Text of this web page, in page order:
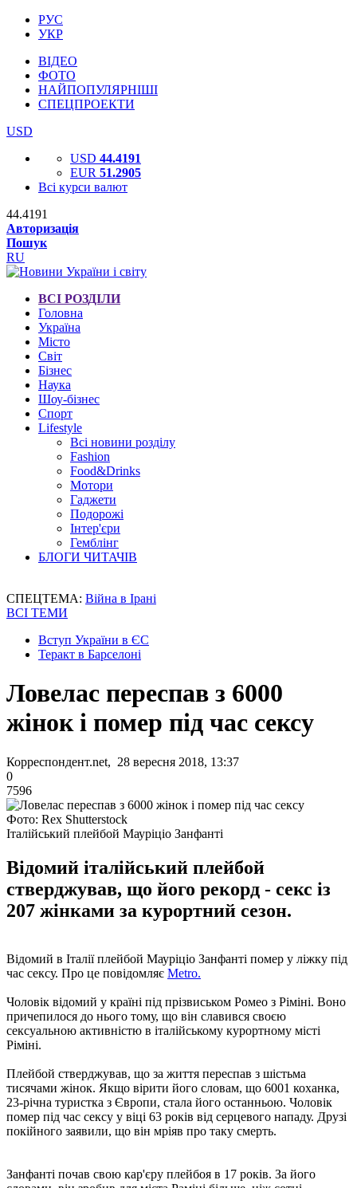
РУС
УКР
ВІДЕО
ФОТО
НАЙПОПУЛЯРНІШІ
СПЕЦПРОЕКТИ
USD
USD 44.4191
EUR 51.2905
Всі курси валют
44.4191
Авторизація
Пошук
RU
ВСІ РОЗДІЛИ
Головна
Україна
Місто
Світ
Бізнес
Наука
Шоу-бізнес
Спорт
Lifestyle
Всі новини розділу
Fashion
Food&Drinks
Мотори
Гаджети
Подорожі
Інтер'єри
Гемблінг
БЛОГИ ЧИТАЧІВ
СПЕЦТЕМА: Війна в Ірані
ВСІ ТЕМИ
Вступ України в ЄС
Теракт в Барселоні
Ловелас переспав з 6000
жінок і помер під час сексу
Корреспондент.net, 28 вересня 2018, 13:37
0
7596
Фото: Rex Shutterstock
Італійський плейбой Мауріціо Занфанті
Відомий італійський плейбой
стверджував, що його рекорд - секс із
207 жінками за курортний сезон.
Відомий в Італії плейбой Мауріціо Занфанті помер у ліжку під
час сексу. Про це повідомляє Metro.
Чоловік відомий у країні під прізвиськом Ромео з Ріміні. Воно
причепилося до нього тому, що він славився своєю
сексуальною активністю в італійському курортному місті
Ріміні.
Плейбой стверджував, що за життя переспав з шістьма
тисячами жінок. Якщо вірити його словам, що 6001 коханка,
23-річна туристка з Європи, стала його останньою. Чоловік
помер під час сексу у віці 63 років від серцевого нападу. Друзі
покійного заявили, що він мріяв про таку смерть.
Занфанті почав свою кар'єру плейбоя в 17 років. За його